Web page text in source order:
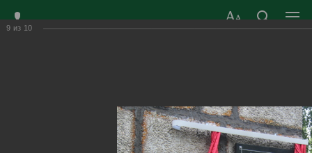
ВЛАДИМИРСКОЙ
САМОУПРАВЛЕНИЯ
г. Радужный, 1 квартал, д.55
9 из 10